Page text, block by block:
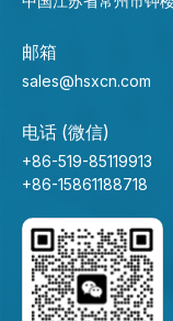
邮箱
sales@hsxcn.com
电话 (微信)
+86-519-85119913
+86-15861188718